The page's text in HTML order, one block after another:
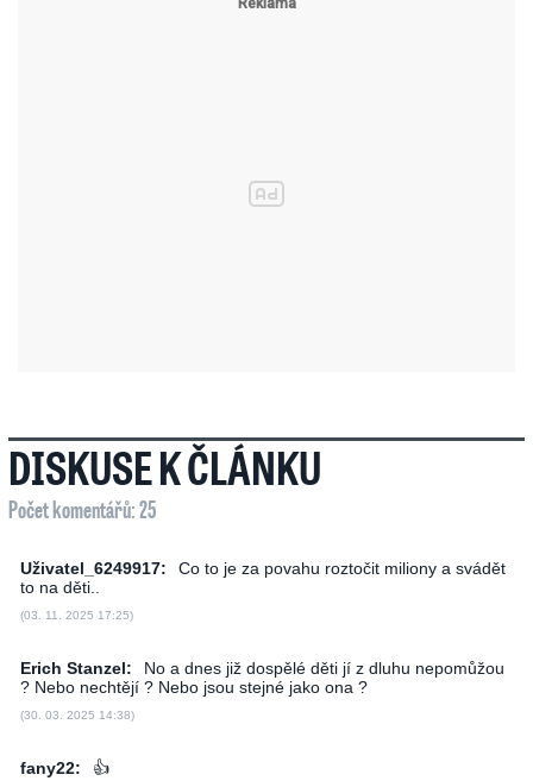
DISKUSE K ČLÁNKU
Počet komentářů: 25
Uživatel_6249917:
Co to je za povahu roztočit miliony a svádět
to na děti..
(03. 11. 2025 17:25)
Erich Stanzel:
No a dnes již dospělé děti jí z dluhu nepomůžou
? Nebo nechtějí ? Nebo jsou stejné jako ona ?
(30. 03. 2025 14:38)
fany22: 👍